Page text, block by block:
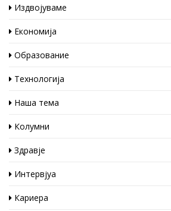
Издвојуваме
Економија
Образование
Технологија
Наша тема
Колумни
Здравје
Интервјуа
Кариера